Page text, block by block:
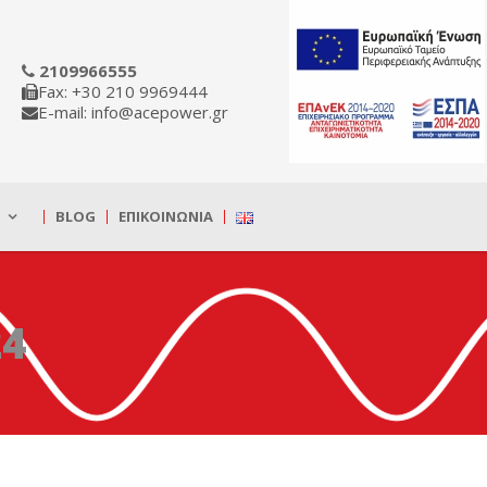
2109966555
Fax: +30 210 9969444
E-mail: info@acepower.gr
BLOG ΕΠΙΚΟΙΝΩΝΊΑ